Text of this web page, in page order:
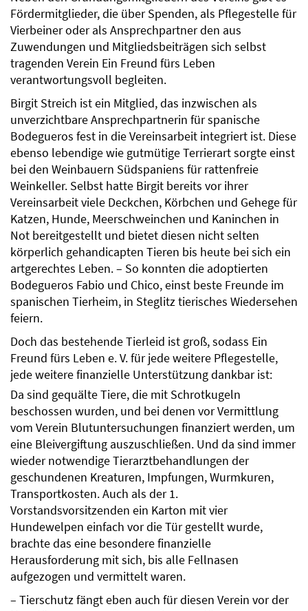
Fördermitglieder, die über Spenden, als Pflegestelle für
Vierbeiner oder als Ansprechpartner den aus
Zuwendungen und Mitgliedsbeiträgen sich selbst
tragenden Verein Ein Freund fürs Leben
verantwortungsvoll begleiten.
Birgit Streich ist ein Mitglied, das inzwischen als
unverzichtbare Ansprechpartnerin für spanische
Bodegueros fest in die Vereinsarbeit integriert ist. Diese
ebenso lebendige wie gutmütige Terrierart sorgte einst
bei den Weinbauern Südspaniens für rattenfreie
Weinkeller. Selbst hatte Birgit bereits vor ihrer
Vereinsarbeit viele Deckchen, Körbchen und Gehege für
Katzen, Hunde, Meerschweinchen und Kaninchen in
Not bereitgestellt und bietet diesen nicht selten
körperlich gehandicapten Tieren bis heute bei sich ein
artgerechtes Leben. – So konnten die adoptierten
Bodegueros Fabio und Chico, einst beste Freunde im
spanischen Tierheim, in Steglitz tierisches Wiedersehen
feiern.
Doch das bestehende Tierleid ist groß, sodass Ein
Freund fürs Leben e. V. für jede weitere Pflegestelle,
jede weitere finanzielle Unterstützung dankbar ist:
Da sind gequälte Tiere, die mit Schrotkugeln
beschossen wurden, und bei denen vor Vermittlung
vom Verein Blutuntersuchungen finanziert werden, um
eine Bleivergiftung auszuschließen. Und da sind immer
wieder notwendige Tierarztbehandlungen der
geschundenen Kreaturen, Impfungen, Wurmkuren,
Transportkosten. Auch als der 1.
Vorstandsvorsitzenden ein Karton mit vier
Hundewelpen einfach vor die Tür gestellt wurde,
brachte das eine besondere finanzielle
Herausforderung mit sich, bis alle Fellnasen
aufgezogen und vermittelt waren.
– Tierschutz fängt eben auch für diesen Verein vor der